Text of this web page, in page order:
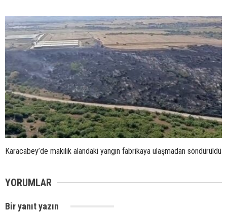
Karacabey’de makilik alandaki yangın fabrikaya ulaşmadan söndürüldü
YORUMLAR
Bir yanıt yazın